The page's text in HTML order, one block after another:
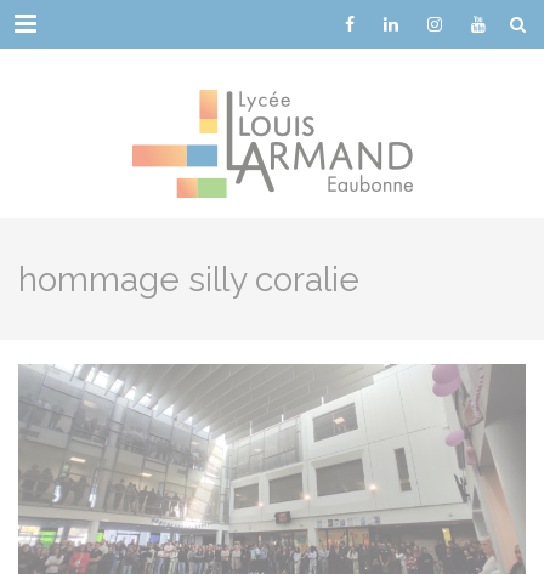
Menu
hommage silly coralie
Cookies management panel